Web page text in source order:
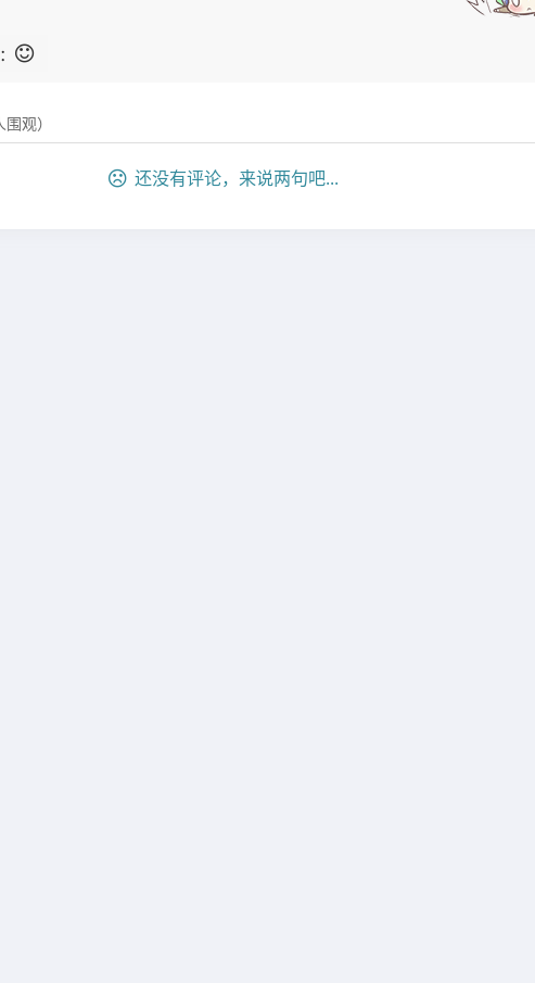
围观）
还没有评论，来说两句吧...